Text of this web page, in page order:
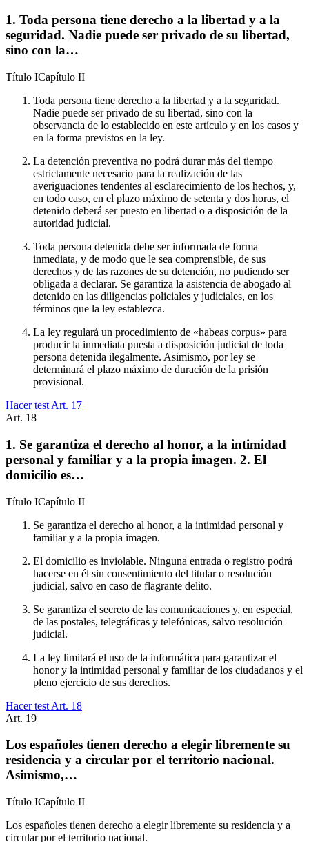
1. Toda persona tiene derecho a la libertad y a la
seguridad. Nadie puede ser privado de su libertad,
sino con la…
Título ICapítulo II
Toda persona tiene derecho a la libertad y a la seguridad.
Nadie puede ser privado de su libertad, sino con la
observancia de lo establecido en este artículo y en los casos y
en la forma previstos en la ley.
La detención preventiva no podrá durar más del tiempo
estrictamente necesario para la realización de las
averiguaciones tendentes al esclarecimiento de los hechos, y,
en todo caso, en el plazo máximo de setenta y dos horas, el
detenido deberá ser puesto en libertad o a disposición de la
autoridad judicial.
Toda persona detenida debe ser informada de forma
inmediata, y de modo que le sea comprensible, de sus
derechos y de las razones de su detención, no pudiendo ser
obligada a declarar. Se garantiza la asistencia de abogado al
detenido en las diligencias policiales y judiciales, en los
términos que la ley establezca.
La ley regulará un procedimiento de «habeas corpus» para
producir la inmediata puesta a disposición judicial de toda
persona detenida ilegalmente. Asimismo, por ley se
determinará el plazo máximo de duración de la prisión
provisional.
Hacer test Art. 17
Art. 18
1. Se garantiza el derecho al honor, a la intimidad
personal y familiar y a la propia imagen. 2. El
domicilio es…
Título ICapítulo II
Se garantiza el derecho al honor, a la intimidad personal y
familiar y a la propia imagen.
El domicilio es inviolable. Ninguna entrada o registro podrá
hacerse en él sin consentimiento del titular o resolución
judicial, salvo en caso de flagrante delito.
Se garantiza el secreto de las comunicaciones y, en especial,
de las postales, telegráficas y telefónicas, salvo resolución
judicial.
La ley limitará el uso de la informática para garantizar el
honor y la intimidad personal y familiar de los ciudadanos y el
pleno ejercicio de sus derechos.
Hacer test Art. 18
Art. 19
Los españoles tienen derecho a elegir libremente su
residencia y a circular por el territorio nacional.
Asimismo,…
Título ICapítulo II
Los españoles tienen derecho a elegir libremente su residencia y a
circular por el territorio nacional.